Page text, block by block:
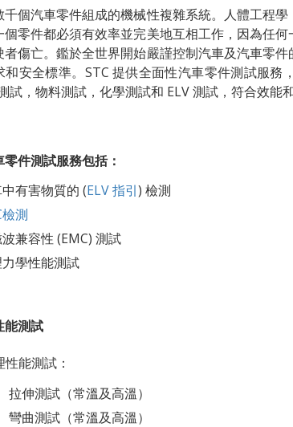
千個汽車零件組成的機械性複雜系統。人體工程
個零件都必須有效率並完美地互相工作，因為任
者傷亡。鑑於全世界開始嚴謹控制汽車及汽車零
和安全標準。STC 提供全面性汽車零件測試服
試，物料測試，化學測試和 ELV 測試，符合效能
件測試服務包括：
有害物質的 (ELV 指引) 檢測
測
兼容性 (EMC) 測試
學性能測試
能測試
性能測試：
拉伸測試（常溫及高溫）
彎曲測試（常溫及高溫）